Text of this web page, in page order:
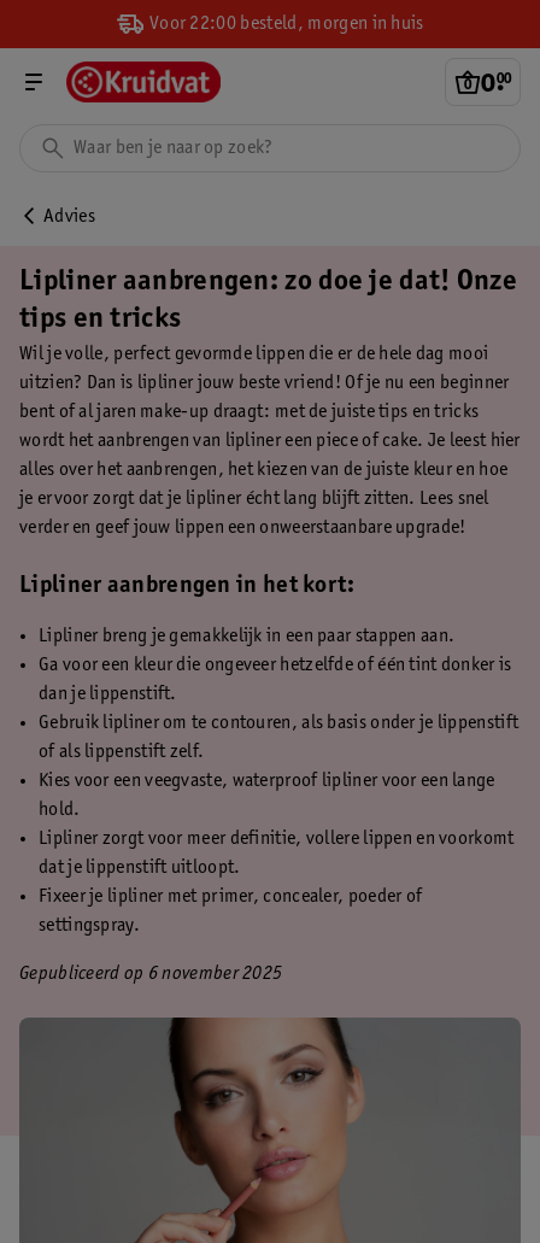
Voor 22:00 besteld, morgen in huis
0.
00
Advies
Lipliner aanbrengen: zo doe je dat! Onze
tips en tricks
Wil je volle, perfect gevormde lippen die er de hele dag mooi
uitzien? Dan is lipliner jouw beste vriend! Of je nu een beginner
bent of al jaren make-up draagt: met de juiste tips en tricks
wordt het aanbrengen van lipliner een piece of cake. Je leest hier
alles over het aanbrengen, het kiezen van de juiste kleur en hoe
je ervoor zorgt dat je lipliner écht lang blijft zitten. Lees snel
verder en geef jouw lippen een onweerstaanbare upgrade!
Lipliner aanbrengen in het kort:
Lipliner breng je gemakkelijk in een paar stappen aan.
Ga voor een kleur die ongeveer hetzelfde of één tint donker is
dan je lippenstift.
Gebruik lipliner om te contouren, als basis onder je lippenstift
of als lippenstift zelf.
Kies voor een veegvaste, waterproof lipliner voor een lange
hold.
Lipliner zorgt voor meer definitie, vollere lippen en voorkomt
dat je lippenstift uitloopt.
Fixeer je lipliner met primer, concealer, poeder of
settingspray.
Gepubliceerd op 6 november 2025